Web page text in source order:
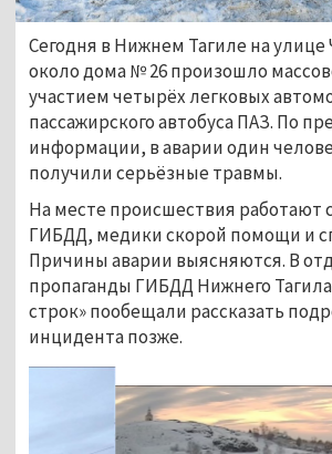
Сегодня в Нижнем Тагиле на
около дома № 26 произошло
участием четырёх легковых
пассажирского автобуса ПАЗ. По
информации, в аварии один
получили серьёзные травмы.
На месте происшествия работают
ГИБДД, медики скорой помощи и
Причины аварии выясняются. В
пропаганды ГИБДД Нижнего
строк» пообещали рассказать
инцидента позже.